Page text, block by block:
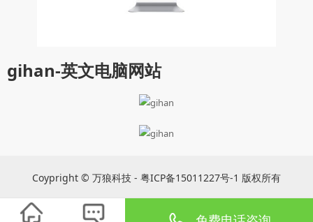
gihan-英文电脑网站
Coypright © 万狼科技 - 粤ICP备15011227号-1 版权所有